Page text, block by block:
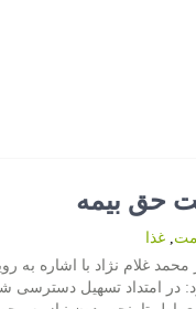
حق بیمه
, غذا
غلام نژاد با اشاره به
در امتداد تسهیل دسترسی